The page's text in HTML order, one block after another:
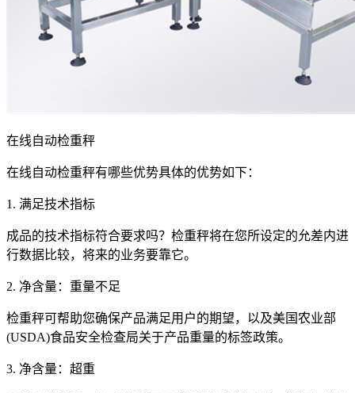
在线自动检重秤
在线自动检重秤有哪些优势具体的优势如下：
1. 满足技术指标
成品的技术指标符合要求吗？检重秤将在您所设定的允差内进
行数据比较，将来的业务要靠它。
2. 净含量：重量不足
检重秤可帮助您确保产品满足用户的期望，以及美国农业部
(USDA)食品安全检查局关于产品重量的标签政策。
3. 净含量：超重